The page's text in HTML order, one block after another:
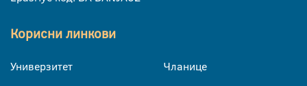
Корисни линкови
Универзитет
Чланице